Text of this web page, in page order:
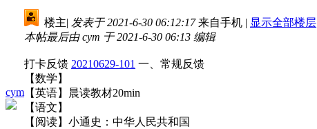
cym
楼主| 发表于 2021-6-30 06:12:17 来自手机 | 显示全部楼层
本帖最后由 cym 于 2021-6-30 06:13 编辑
打卡反馈 20210629-101 一、常规反馈
【数学】
【英语】晨读教材20min
【语文】
【阅读】小通史：中华人民共和国